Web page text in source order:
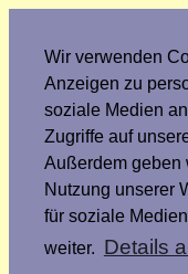
Wir verwenden
Anzeigen zu
soziale Medien
Zugriffe auf
Außerdem geben
Nutzung unserer
für soziale
weiter. Details